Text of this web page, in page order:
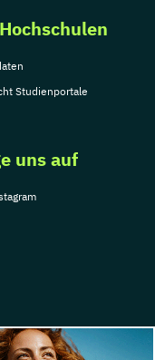
Studienportale
uns auf